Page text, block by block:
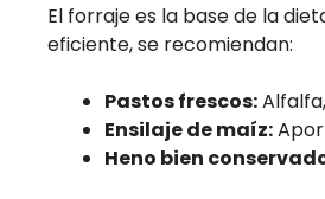
El forraje es la base de la
eficiente, se recomiendan:
Pastos frescos:
Ensilaje de maíz:
Heno bien